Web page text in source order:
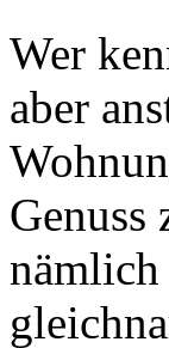
Wer
aber
Genuss
nämlich